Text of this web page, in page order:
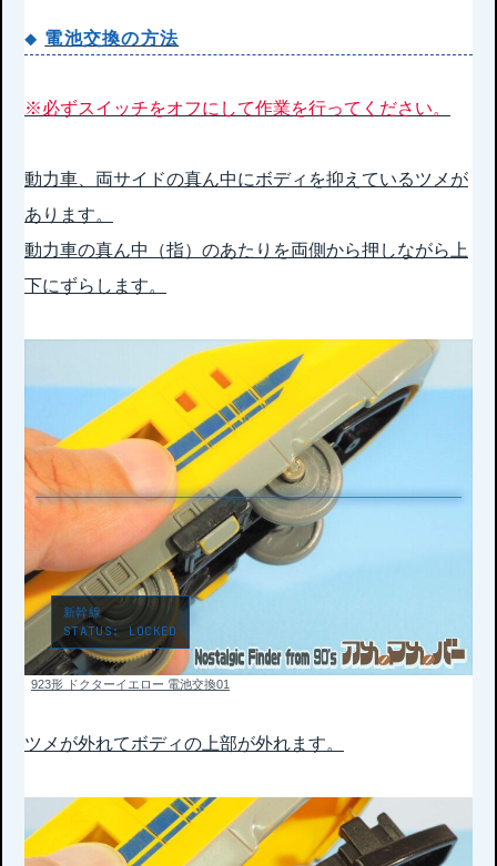
電池交換の方法
※必ずスイッチをオフにして作業を行ってください。
動力車、両サイドの真ん中にボディを抑えているツメが
あります。
動力車の真ん中（指）のあたりを両側から押しながら上
下にずらします。
新幹線
STATUS:
923形 ドクターイエロー 電池交換01
ツメが外れてボディの上部が外れます。